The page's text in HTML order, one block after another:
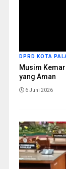
DPRD KOTA
Musim
yang Aman
6 Juni 2026